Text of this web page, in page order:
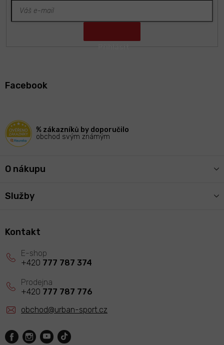
Facebook
% zákazníků by doporučilo
obchod svým známým
O nákupu
Služby
Kontakt
obchod@urban-sport.cz
+420 777 787 374
+420 777 787 776